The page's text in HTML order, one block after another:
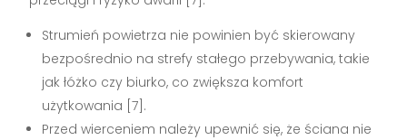
Strumień powietrza nie powinien być skierowany
bezpośrednio na strefy stałego przebywania, takie
jak łóżko czy biurko, co zwiększa komfort
użytkowania [7] .
Przed wierceniem należy upewnić się, że ściana nie